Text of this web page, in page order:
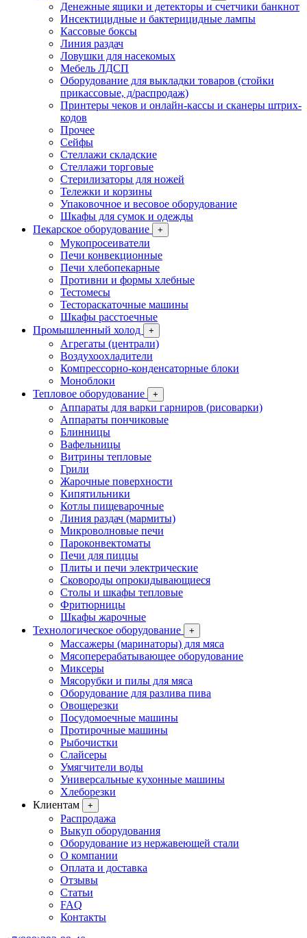
Денежные ящики и детекторы и счетчики банкнот
Инсектицидные и бактерицидные лампы
Кассовые боксы
Линия раздач
Ловушки для насекомых
Мебель ЛДСП
Оборудование для выкладки товаров (стойки
прикассовые, д/распродаж)
Принтеры чеков и онлайн-кассы и сканеры штрих-
кодов
Прочее
Сейфы
Стеллажи складские
Стеллажи торговые
Стерилизаторы для ножей
Тележки и корзины
Упаковочное и весовое оборудование
Шкафы для сумок и одежды
Пекарское оборудование
+
Мукопросеиватели
Печи конвекционные
Печи хлебопекарные
Противни и формы хлебные
Тестомесы
Тестораскаточные машины
Шкафы расстоечные
Промышленный холод
+
Агрегаты (централи)
Воздухоохладители
Компрессорно-конденсаторные блоки
Моноблоки
Тепловое оборудование
+
Аппараты для варки гарниров (рисоварки)
Аппараты пончиковые
Блинницы
Вафельницы
Витрины тепловые
Грили
Жарочные поверхности
Кипятильники
Котлы пищеварочные
Линия раздач (мармиты)
Микроволновые печи
Пароконвектоматы
Печи для пиццы
Плиты и печи электрические
Сковороды опрокидывающиеся
Столы и шкафы тепловые
Фритюрницы
Шкафы жарочные
Технологическое оборудование
+
Массажеры (маринаторы) для мяса
Мясоперерабатывающее оборудование
Миксеры
Мясорубки и пилы для мяса
Оборудование для разлива пива
Овощерезки
Посудомоечные машины
Протирочные машины
Рыбочистки
Слайсеры
Умягчители воды
Универсальные кухонные машины
Хлеборезки
Клиентам
+
Распродажа
Выкуп оборудования
Оборудование из нержавеющей стали
О компании
Оплата и доставка
Отзывы
Статьи
FAQ
Контакты